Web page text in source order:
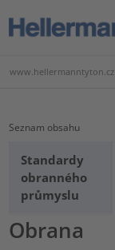
www.hellermanntyton.cz
Seznam obsahu
Standardy
obranného
průmyslu
Obrana